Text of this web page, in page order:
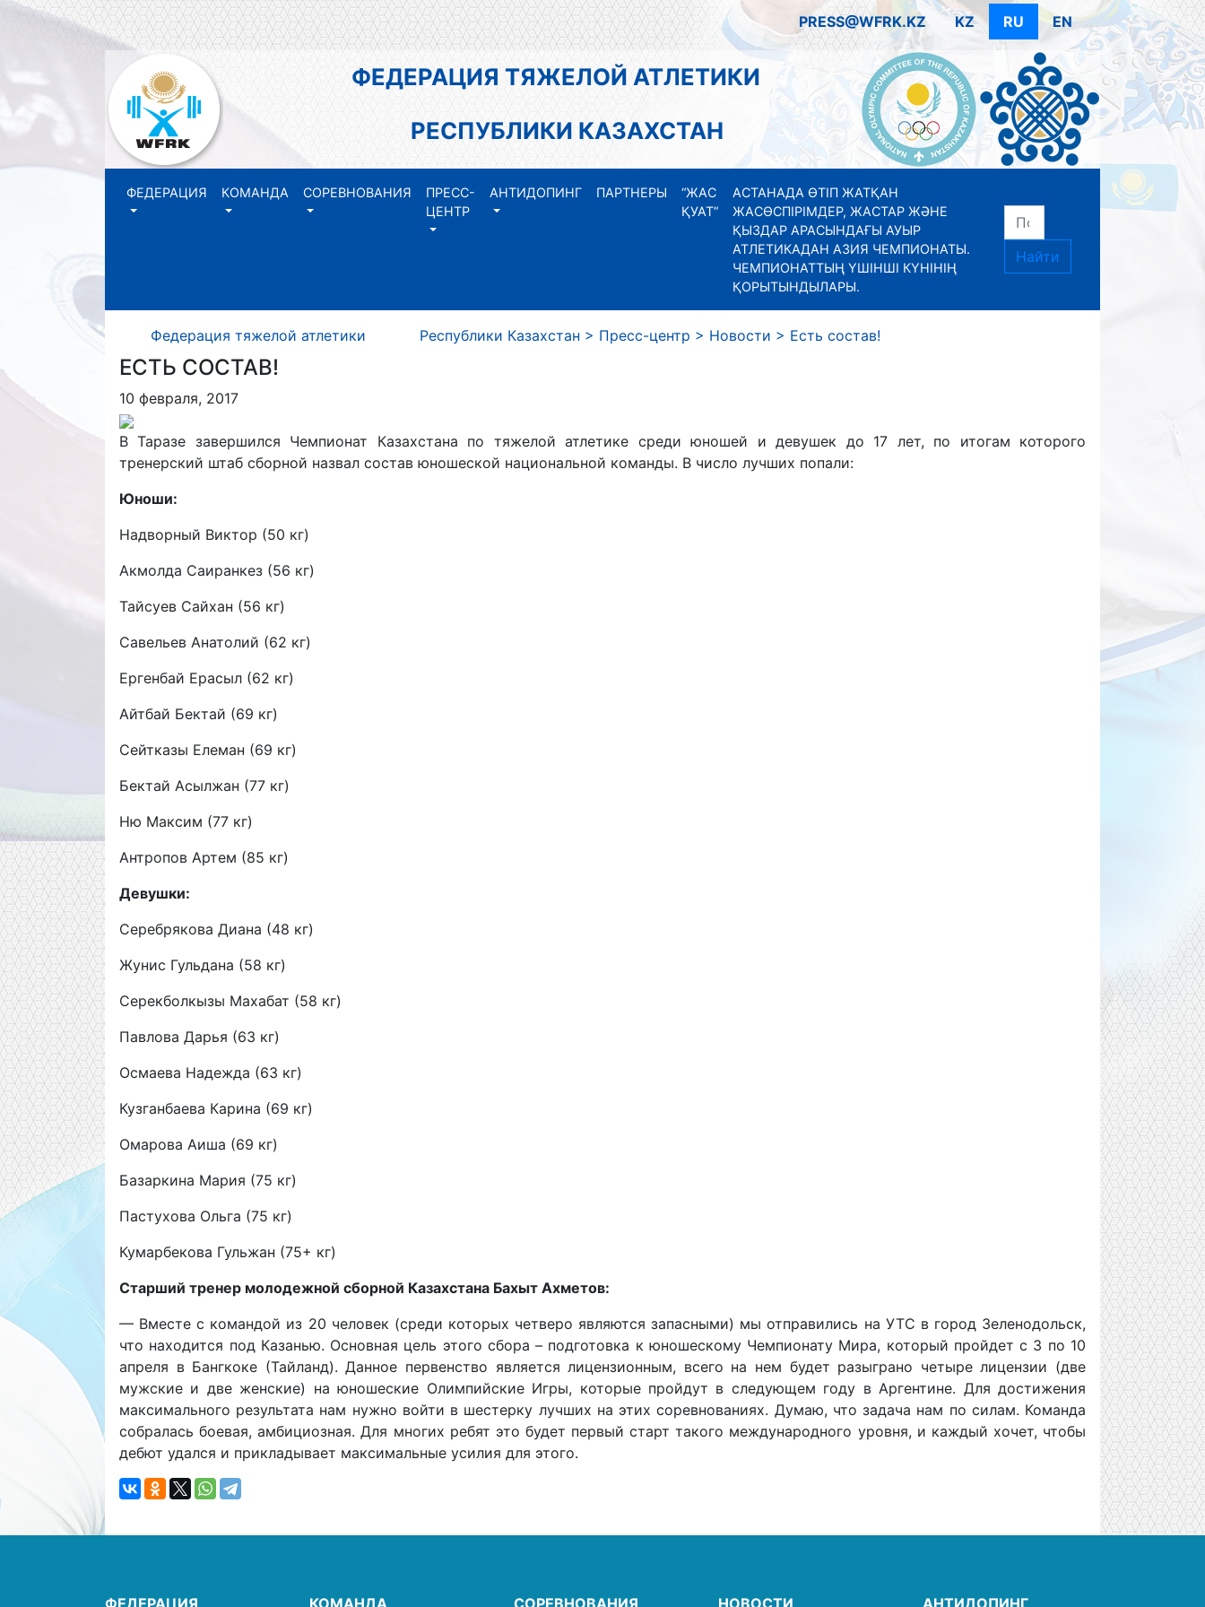
PRESS@WFRK.KZ KZ RU EN
ФЕДЕРАЦИЯ ТЯЖЕЛОЙ АТЛЕТИКИ
РЕСПУБЛИКИ КАЗАХСТАН
ФЕДЕРАЦИЯ КОМАНДА СОРЕВНОВАНИЯ
ПРЕСС-
ЦЕНТР
АНТИДОПИНГ ПАРТНЕРЫ
“ЖАС
ҚУАТ”
АСТАНАДА ӨТІП ЖАТҚАН
ЖАСӨСПІРІМДЕР, ЖАСТАР ЖӘНЕ
ҚЫЗДАР АРАСЫНДАҒЫ АУЫР
АТЛЕТИКАДАН АЗИЯ ЧЕМПИОНАТЫ.
ЧЕМПИОНАТТЫҢ ҮШІНШІ КҮНІНІҢ
ҚОРЫТЫНДЫЛАРЫ.
Найти
Федерация тяжелой атлетики Республики Казахстан > Пресс-центр > Новости > Есть состав!
ЕСТЬ СОСТАВ!
10 февраля, 2017
В Таразе завершился Чемпионат Казахстана по тяжелой атлетике среди юношей и девушек до 17 лет, по итогам которого
тренерский штаб сборной назвал состав юношеской национальной команды. В число лучших попали:
Юноши:
Надворный Виктор (50 кг)
Акмолда Саиранкез (56 кг)
Тайсуев Сайхан (56 кг)
Савельев Анатолий (62 кг)
Ергенбай Ерасыл (62 кг)
Айтбай Бектай (69 кг)
Сейтказы Елеман (69 кг)
Бектай Асылжан (77 кг)
Ню Максим (77 кг)
Антропов Артем (85 кг)
Девушки:
Серебрякова Диана (48 кг)
Жунис Гульдана (58 кг)
Серекболкызы Махабат (58 кг)
Павлова Дарья (63 кг)
Осмаева Надежда (63 кг)
Кузганбаева Карина (69 кг)
Омарова Аиша (69 кг)
Базаркина Мария (75 кг)
Пастухова Ольга (75 кг)
Кумарбекова Гульжан (75+ кг)
Старший тренер молодежной сборной Казахстана Бахыт Ахметов:
— Вместе с командой из 20 человек (среди которых четверо являются запасными) мы отправились на УТС в город Зеленодольск,
что находится под Казанью. Основная цель этого сбора – подготовка к юношескому Чемпионату Мира, который пройдет с 3 по 10
апреля в Бангкоке (Тайланд). Данное первенство является лицензионным, всего на нем будет разыграно четыре лицензии (две
мужские и две женские) на юношеские Олимпийские Игры, которые пройдут в следующем году в Аргентине. Для достижения
максимального результата нам нужно войти в шестерку лучших на этих соревнованиях. Думаю, что задача нам по силам. Команда
собралась боевая, амбициозная. Для многих ребят это будет первый старт такого международного уровня, и каждый хочет, чтобы
дебют удался и прикладывает максимальные усилия для этого.
ФЕДЕРАЦИЯ КОМАНДА СОРЕВНОВАНИЯ НОВОСТИ АНТИДОПИНГ